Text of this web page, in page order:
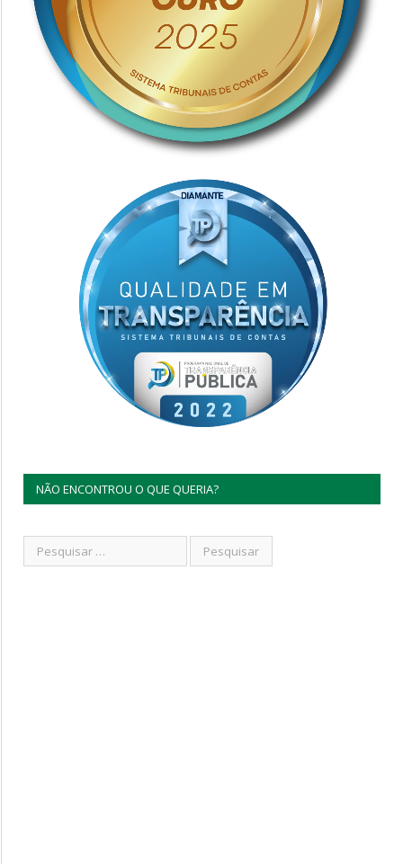
NÃO ENCONTROU O QUE QUERIA?